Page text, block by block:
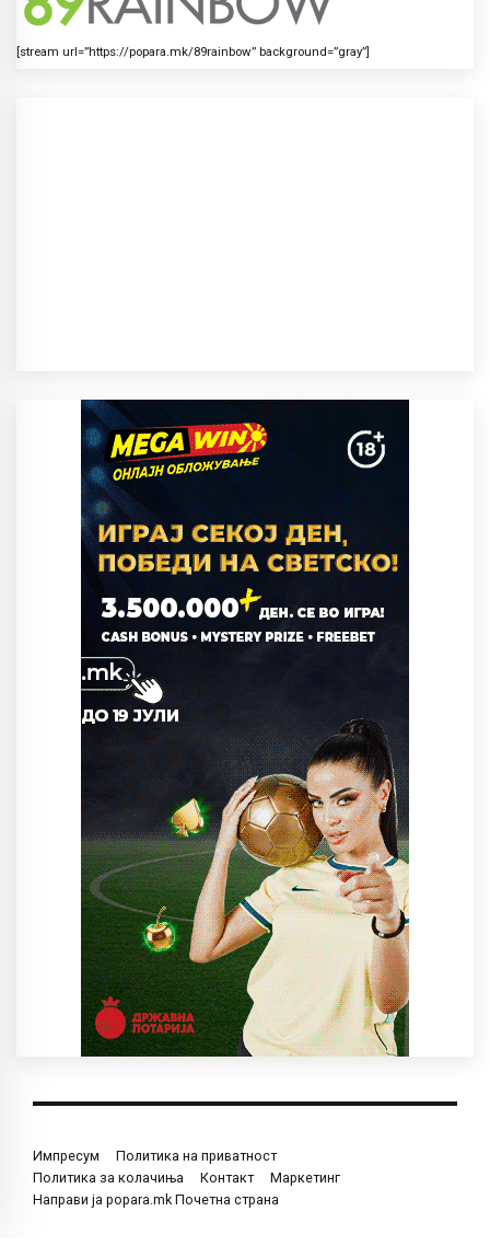
[stream url=”https://popara.mk/89rainbow” background=”gray”]
Импресум
Политика на приватност
Политика за колачиња
Контакт
Маркетинг
Направи ја popara.mk Почетна страна